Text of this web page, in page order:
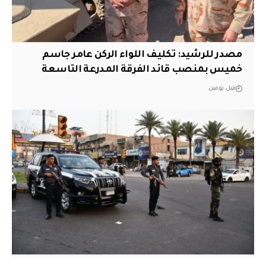
مصدر للرشيد: تكليف اللواء الركن عامر جاسم
خميس بمنصب قائد الفرقة المدرعة التاسعة
قبل يومين